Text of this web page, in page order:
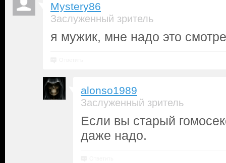
Mystery86
Заслуженный зритель
я мужик, мне надо это
alonso1989
Заслуженный зритель
Если вы старый
даже надо.